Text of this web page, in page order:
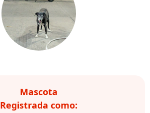
Mascota
Registrada como: